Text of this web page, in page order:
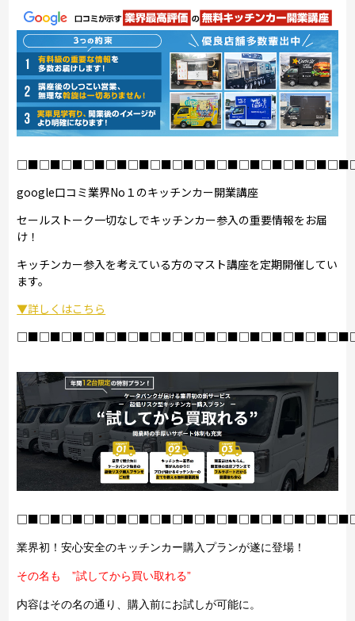
google口コミ業界No１のキッチンカー開業講座
セールストーク一切なしでキッチンカー参入の重要情報をお届
け！
キッチンカー参入を考えている方のマスト講座を定期開催してい
ます。
▼詳しくはこちら
業界初！安心安全のキッチンカー購入プランが遂に登場！
その名も ”試してから買い取れる”
内容はその名の通り、購入前にお試しが可能に。